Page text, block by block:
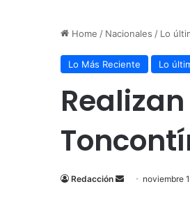
Home / Nacionales / Lo
Lo Más Reciente Lo
Redacción
Send noviembre